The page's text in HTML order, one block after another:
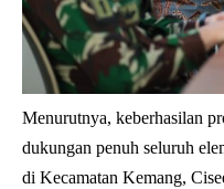
Menurutnya, keberhasilan
dukungan penuh seluruh
di Kecamatan Kemang,